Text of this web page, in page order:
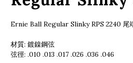
Ernie Ball Regular Slinky RPS 2240 尾
材質: 鍍鎳鋼弦
弦徑: .010 .013 .017 .026 .036 .046